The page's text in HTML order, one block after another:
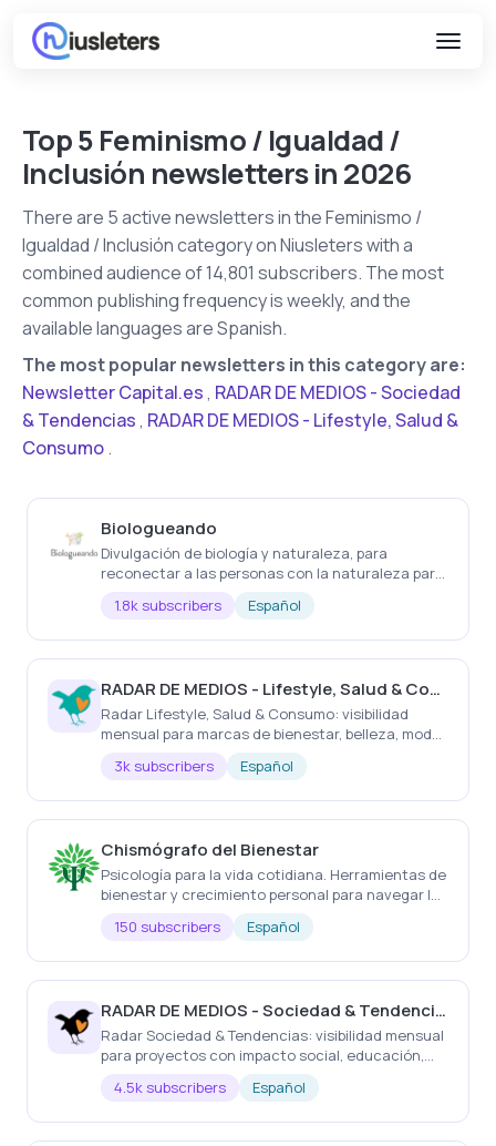
Top 5 Feminismo / Igualdad /
Inclusión newsletters in 2026
There are 5 active newsletters in the Feminismo /
Igualdad / Inclusión category on Niusleters with a
combined audience of 14,801 subscribers. The most
common publishing frequency is weekly, and the
available languages are Spanish.
The most popular newsletters in this category are:
Newsletter Capital.es, RADAR DE MEDIOS - Sociedad
& Tendencias, RADAR DE MEDIOS - Lifestyle, Salud &
Consumo.
Biologueando
Divulgación de biología y naturaleza, para
reconectar a las personas con la naturaleza para
1.8k subscribers Español
RADAR DE MEDIOS - Lifestyle, Salud & Consumo
Radar Lifestyle, Salud & Consumo: visibilidad
mensual para marcas de bienestar, belleza, moda,
3k subscribers Español
Chismógrafo del Bienestar
Psicología para la vida cotidiana. Herramientas de
bienestar y crecimiento personal para navegar las
consciente.
150 subscribers Español
RADAR DE MEDIOS - Sociedad & Tendencias
Radar Sociedad & Tendencias: visibilidad mensual
para proyectos con impacto social, educación,
afines hoy
4.5k subscribers Español